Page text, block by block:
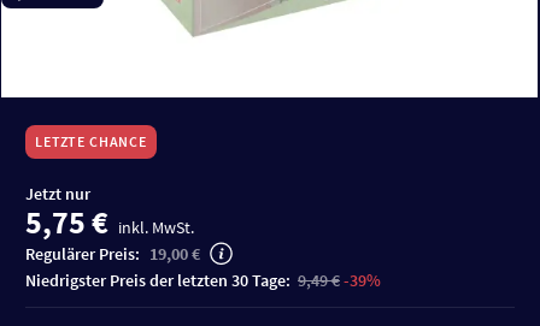
LETZTE CHANCE
Jetzt nur
5,75 € inkl. MwSt.
Regulärer Preis: 19,00 €
niedrigster Preis der letzten 30 Tage: 9,49 €-39%